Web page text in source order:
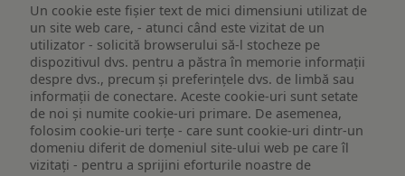
Un cookie este fişier text de mici dimensiuni utilizat de
un site web care, - atunci când este vizitat de un
utilizator - solicită browserului să-l stocheze pe
dispozitivul dvs. pentru a păstra în memorie informații
despre dvs., precum și preferințele dvs. de limbă sau
informații de conectare. Aceste cookie-uri sunt setate
de noi și numite cookie-uri primare. De asemenea,
folosim cookie-uri terțe - care sunt cookie-uri dintr-un
domeniu diferit de domeniul site-ului web pe care îl
vizitați - pentru a sprijini eforturile noastre de